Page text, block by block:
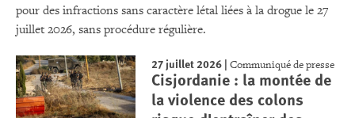
pour des infractions sans caractère létal liées à la drogue le 27
juillet 2026, sans procédure régulière.
27 juillet 2026 |Communiqué de presse
Cisjordanie : la montée de
la violence des colons